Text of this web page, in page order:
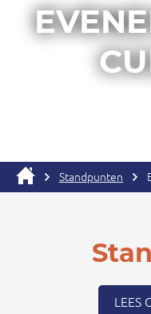
Standpunten
LEES